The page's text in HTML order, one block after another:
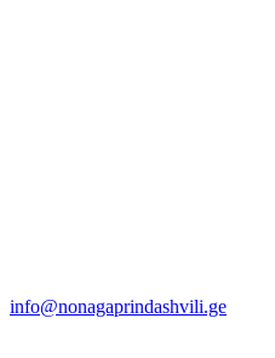
info@nonagaprindashvili.ge